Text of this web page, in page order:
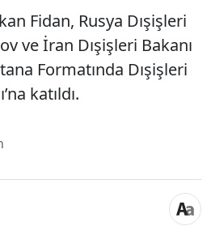
Fidan, Rusya Dışişleri
ve İran Dışişleri Bakanı
Formatında Dışişleri
katıldı.